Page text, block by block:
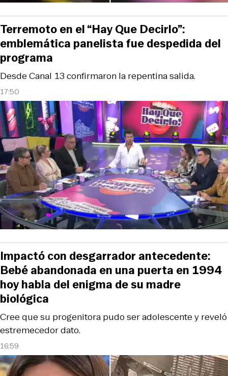
17:50
Desde Canal 13 confirmaron la repentina salida.
Terremoto en el “Hay Que Decirlo”:
emblemática panelista fue despedida del
programa
16:59
Cree que su progenitora pudo ser adolescente y reveló
estremecedor dato.
Impactó con desgarrador antecedente:
Bebé abandonada en una puerta en 1994
hoy habla del enigma de su madre
biológica